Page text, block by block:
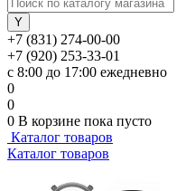
+7 (831) 274-00-00
+7 (920) 253-33-01
с 8:00 до 17:00 ежедневно
0
0
0 В корзине пока пусто
Каталог товаров
Каталог товаров